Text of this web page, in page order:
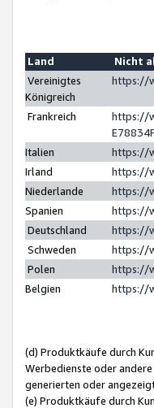
Land
Nicht
Vereinigtes
Königreich
https://
Frankreich
https://
Italien
https://
Irland
https://
Niederlande
https://
Spanien
https://
Deutschland
https://
Schweden
https://
Polen
https://
Belgien
https://
(d) Produktkäufe durch
Werbedienste oder
generierten oder
(e) Produktkäufe durch